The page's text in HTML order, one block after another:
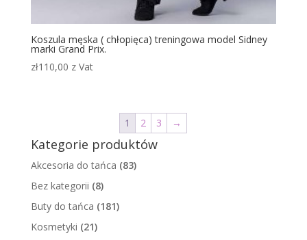
Koszula męska ( chłopięca) treningowa model Sidney
marki Grand Prix.
zł110,00 z Vat
1 2 3 →
Kategorie produktów
Akcesoria do tańca (83)
Bez kategorii (8)
Buty do tańca (181)
Kosmetyki (21)